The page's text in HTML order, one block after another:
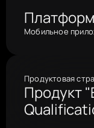
Мобильное
Продуктовая
Продукт